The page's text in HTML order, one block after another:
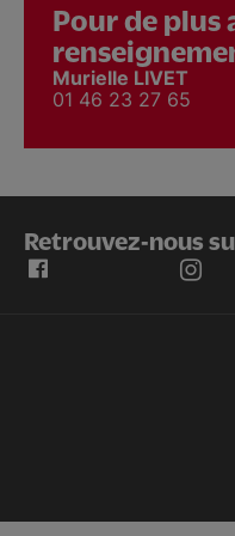
Pour de plus
Murielle LIVET
01 46 23 27 65
Retrouvez-nous